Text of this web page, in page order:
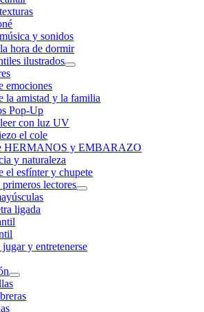
y sonidos
hora de dormir
ilustrados
emociones
la amistad y la familia
Pop-Up
con luz UV
el cole
HERMANOS y EMBARAZO
y naturaleza
el esfínter y chupete
lectores
ligada
y entretenerse